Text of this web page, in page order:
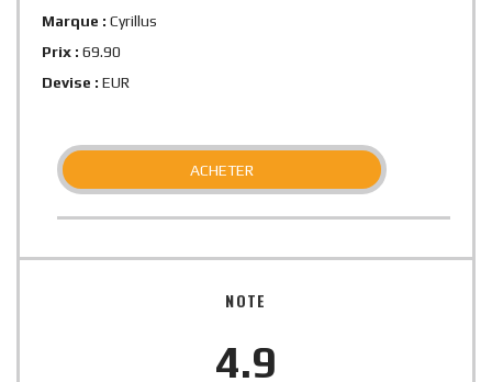
Marque : Cyrillus
Prix : 69.90
Devise : EUR
ACHETER
NOTE
4.9